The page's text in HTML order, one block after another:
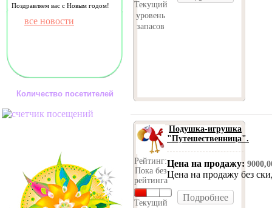
Поздравляем вас с Новым годом!
все новости
Количество посетителей
Текущий
уровень
запасов
Рейтинг:
Пока без
рейтинга
Текущий
Подушка-игрушка
"Путешественница".
Цена на продажу:
Цена на продажу без
Подробнее